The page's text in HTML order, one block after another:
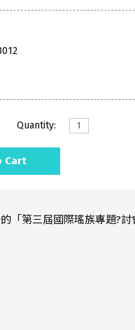
Quantity:
Cart
「第三屆國際瑤族專題?